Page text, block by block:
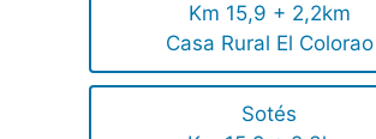
Km 15,9 + 2,2km
Casa Rural El Colorao
Sotés